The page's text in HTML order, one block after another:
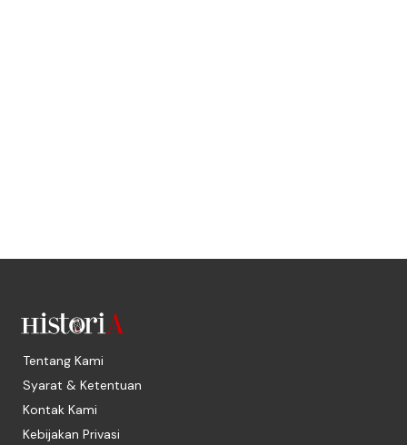
Tentang Kami
Syarat & Ketentuan
Kontak Kami
Kebijakan Privasi